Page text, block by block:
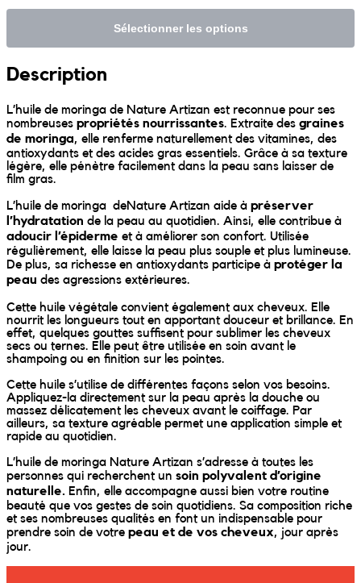
Sélectionner les options
Description
L’huile de moringa de Nature Artizan est reconnue pour ses
nombreuses propriétés nourrissantes. Extraite des graines
de moringa, elle renferme naturellement des vitamines, des
antioxydants et des acides gras essentiels. Grâce à sa texture
légère, elle pénètre facilement dans la peau sans laisser de
film gras.
L’huile de moringa deNature Artizan aide à préserver
l’hydratation de la peau au quotidien. Ainsi, elle contribue à
adoucir l’épiderme et à améliorer son confort. Utilisée
régulièrement, elle laisse la peau plus souple et plus lumineuse.
De plus, sa richesse en antioxydants participe à protéger la
peau des agressions extérieures.
Cette huile végétale convient également aux cheveux. Elle
nourrit les longueurs tout en apportant douceur et brillance. En
effet, quelques gouttes suffisent pour sublimer les cheveux
secs ou ternes. Elle peut être utilisée en soin avant le
shampoing ou en finition sur les pointes.
Cette huile s’utilise de différentes façons selon vos besoins.
Appliquez-la directement sur la peau après la douche ou
massez délicatement les cheveux avant le coiffage. Par
ailleurs, sa texture agréable permet une application simple et
rapide au quotidien.
L’huile de moringa Nature Artizan s’adresse à toutes les
personnes qui recherchent un soin polyvalent d’origine
naturelle. Enfin, elle accompagne aussi bien votre routine
beauté que vos gestes de soin quotidiens. Sa composition riche
et ses nombreuses qualités en font un indispensable pour
prendre soin de votre peau et de vos cheveux, jour après
jour.
Wally Plush Toys
Zimaz Kreol
ZOLA by Estelle
Les Inédites